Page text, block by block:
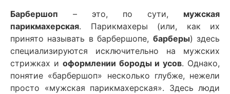
Барбершоп – это, по сути, мужская
парикмахерская. Парикмахеры (или, как их
принято называть в барбершопе, барберы) здесь
специализируются исключительно на мужских
стрижках и оформлении бороды и усов. Однако,
понятие «барбершоп» несколько глубже, нежели
просто «мужская парикмахерская». Здесь люди